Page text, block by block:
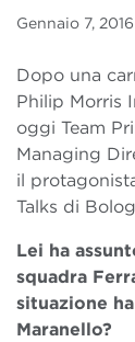
Gennaio 7, 2016
Dopo una
Philip Morris
oggi Team
Managing
il
Talks di
Lei ha
squadra
situazione
Maranello?